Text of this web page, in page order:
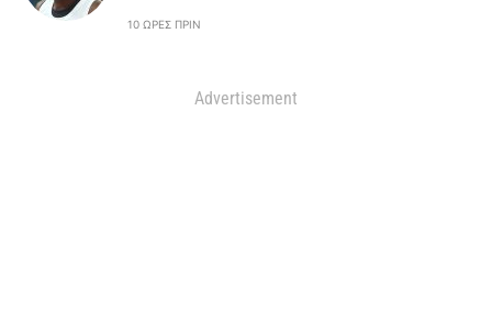
10 ΏΡΕΣ ΠΡΙΝ
Advertisement